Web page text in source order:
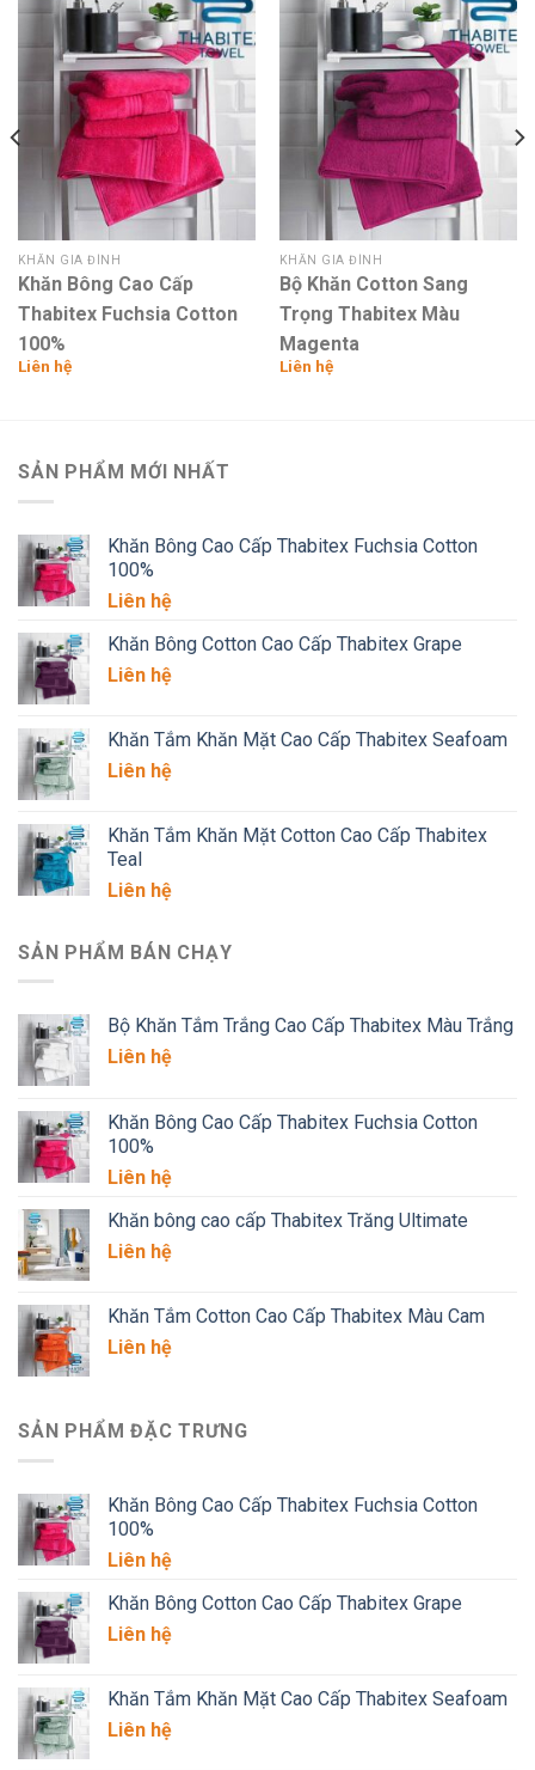
Add to
wishlist
KHĂN GIA ĐÌNH
Khăn Bông Cao Cấp
Thabitex Fuchsia Cotton
100%
Liên hệ
Add to
wishlist
KHĂN GIA ĐÌNH
Bộ Khăn Cotton Sang
Trọng Thabitex Màu
Magenta
Liên hệ
SẢN PHẨM MỚI NHẤT
Khăn Bông Cao Cấp Thabitex Fuchsia Cotton
100%
Liên hệ
Khăn Bông Cotton Cao Cấp Thabitex Grape
Liên hệ
Khăn Tắm Khăn Mặt Cao Cấp Thabitex Seafoam
Liên hệ
Khăn Tắm Khăn Mặt Cotton Cao Cấp Thabitex
Teal
Liên hệ
SẢN PHẨM BÁN CHẠY
Bộ Khăn Tắm Trắng Cao Cấp Thabitex Màu Trắng
Liên hệ
Khăn Bông Cao Cấp Thabitex Fuchsia Cotton
100%
Liên hệ
Khăn bông cao cấp Thabitex Trăng Ultimate
Liên hệ
Khăn Tắm Cotton Cao Cấp Thabitex Màu Cam
Liên hệ
SẢN PHẨM ĐẶC TRƯNG
Khăn Bông Cao Cấp Thabitex Fuchsia Cotton
100%
Liên hệ
Khăn Bông Cotton Cao Cấp Thabitex Grape
Liên hệ
Khăn Tắm Khăn Mặt Cao Cấp Thabitex Seafoam
Liên hệ